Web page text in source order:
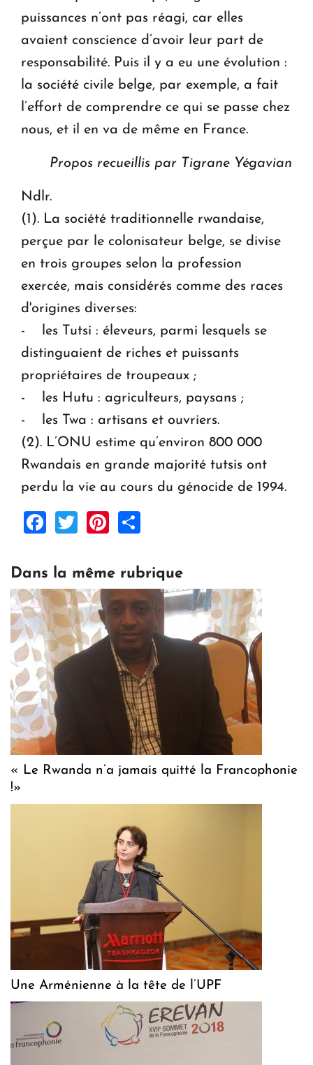
puissances n’ont pas réagi, car elles
avaient conscience d’avoir leur part de
responsabilité. Puis il y a eu une évolution :
la société civile belge, par exemple, a fait
l’effort de comprendre ce qui se passe chez
nous, et il en va de même en France.
Propos recueillis par Tigrane Yégavian
Ndlr.
(1). La société traditionnelle rwandaise,
perçue par le colonisateur belge, se divise
en trois groupes selon la profession
exercée, mais considérés comme des races
d'origines diverses:
- les Tutsi : éleveurs, parmi lesquels se
distinguaient de riches et puissants
propriétaires de troupeaux ;
- les Hutu : agriculteurs, paysans ;
- les Twa : artisans et ouvriers.
(2). L’ONU estime qu’environ 800 000
Rwandais en grande majorité tutsis ont
perdu la vie au cours du génocide de 1994.
Facebook
TwitterPinterest
Dans la même rubrique
« Le Rwanda n’a jamais quitté la Francophonie
!»
Une Arménienne à la tête de l’UPF